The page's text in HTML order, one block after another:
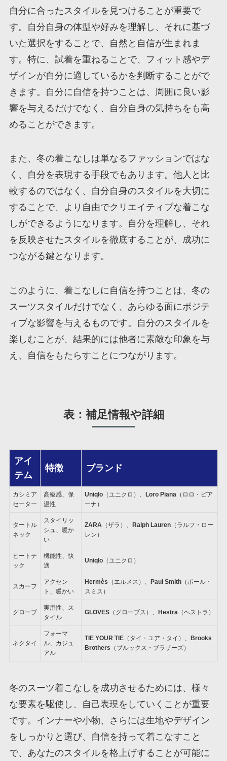
自分に合ったスタイルを見つけることが重要で
す。自分自身の体型や好みを理解し、それに基づ
いた選択をすることで、自然と自信が生まれま
す。特に、試着を重ねることで、フィット感やデ
ザインが自分に適しているかを判断することがで
きます。自分に自信を持つことは、周囲に良い影
響を与えるだけでなく、自分自身の気持ちをも高
めることができます。
また、冬の着こなしは単なるファッションではな
く、自分を表現する手段でもあります。他人と比
較するのではなく、自分自身のスタイルを大切に
することで、より自由でクリエイティブな着こな
しができるようになります。自分を理解し、それ
を反映させたスタイルを徹底することが、成功に
つながる鍵となります。
このように、着こなしに自信を持つことは、冬の
スーツスタイルだけでなく、あらゆる面にポジテ
ィブな影響を与えるものです。自分のスタイルを
楽しむことが、結果的には他者に素敵な印象を与
え、自信をもたらすことにつながります。
表：補足情報や詳細
アイ
テム
特徴 ブランド
カシミア
セーター
高級感、保
温性
Uniqlo（ユニクロ）、 Loro Piana（ロロ・ピア
ーナ）
タートル
ネック
スタイリッ
シュ、暖か
い
ZARA（ザラ）、 Ralph Lauren（ラルフ・ロー
レン）
ヒートテ
ック
機能性、快
適
Uniqlo（ユニクロ）
スカーフ
アクセン
ト、暖かい
Hermès （エルメス）、 Paul Smith（ポール・
スミス）
グローブ
実用性、ス
タイル
GLOVES（グローブス）、 Hestra（ヘストラ）
ネクタイ
フォーマ
ル、カジュ
アル
TIE YOUR TIE（タイ・ユア・タイ）、
Brooks
Brothers （ブルックス・ブラザーズ）
冬のスーツ着こなしを成功させるためには、様々
な要素を駆使し、自己表現をしていくことが重要
です。インナーや小物、さらには生地やデザイン
をしっかりと選び、自信を持って着こなすこと
で、あなたのスタイルを格上げすることが可能に